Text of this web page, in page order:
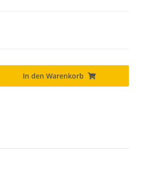
In den Warenkorb